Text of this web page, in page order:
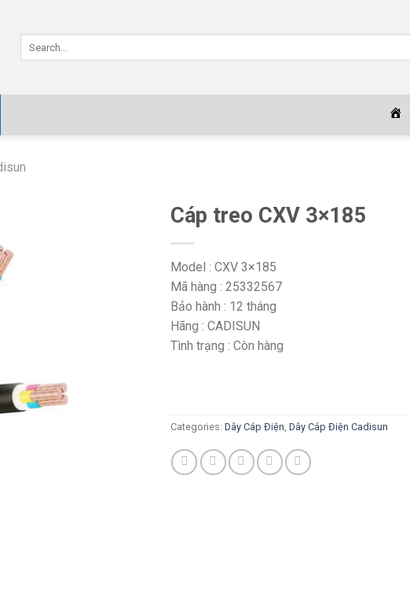
Cáp treo CXV 3×185
Model : CXV 3×185
Mã hàng : 25332567
Bảo hành : 12 tháng
Hãng : CADISUN
Tình trạng : Còn hàng
Categories: Dây Cáp Điện, Dây Cáp Điện Cadisun